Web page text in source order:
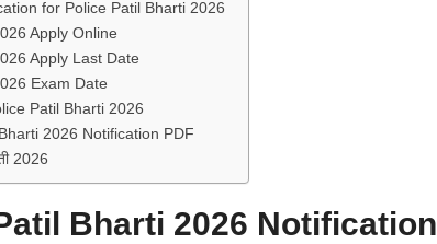
for Police Patil Bharti 2026
Apply Online
Apply Last Date
Exam Date
Patil Bharti 2026
2026 Notification PDF
2026
Bharti 2026 Notification